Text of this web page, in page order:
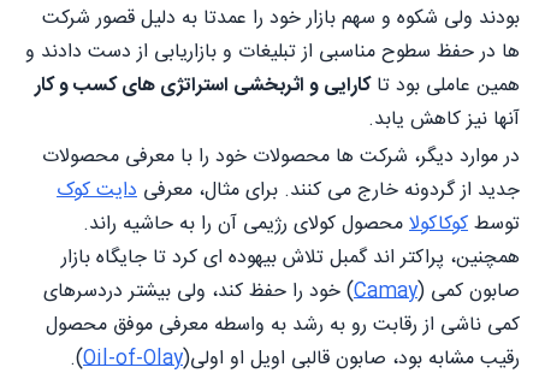
بودند ولی شکوه و سهم بازار خود را عمدتا به دلیل قصور شرکت
ها در حفظ سطوح مناسبی از تبلیغات و بازاریابی از دست دادند و
همین عاملی بود تاکارایی و اثربخشی استراتژی های کسب و کار
آنها نیز کاهش یابد.
در موارد دیگر، شرکت ها محصولات خود را با معرفی محصولات
جدید از گردونه خارج می کنند. برای مثال، معرفی دایت کوک
توسطکوکاکولامحصول کولای رژیمی آن را به حاشیه راند.
همچنین، پراكتر اند گمبل تلاش بیهوده ای کرد تا جایگاه بازار
صابون کمی (Camay) خود را حفظ کند، ولی بیشتر دردسرهای
کمی ناشی از رقابت رو به رشد به واسطه معرفی موفق محصول
رقیب مشابه بود، صابون قالبی اویل او اولی(Oil-of-Olay
).